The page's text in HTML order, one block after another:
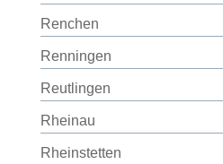
Renchen
Renningen
Reutlingen
Rheinau
Rheinstetten